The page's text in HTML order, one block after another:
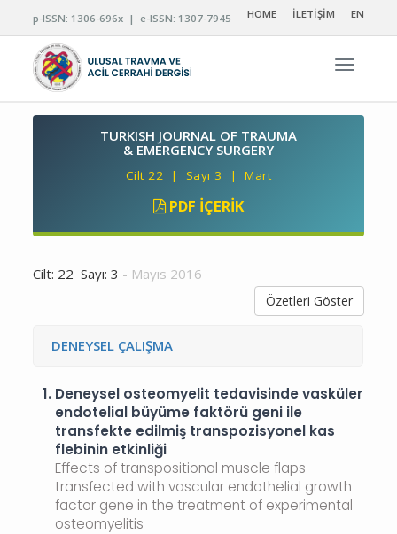
p-ISSN: 1306-696x | e-ISSN: 1307-7945 HOME İLETİŞİM EN
TURKISH JOURNAL OF TRAUMA
& EMERGENCY SURGERY
Cilt 22 | Sayı 3 | Mart
PDF İÇERIK
Cilt: 22 Sayı: 3 - Mayıs 2016
Özetleri Göster
DENEYSEL ÇALIŞMA
1. Deneysel osteomyelit tedavisinde vasküler
endotelial büyüme faktörü geni ile
transfekte edilmiş transpozisyonel kas
flebinin etkinliği
Effects of transpositional muscle flaps
transfected with vascular endothelial growth
factor gene in the treatment of experimental
osteomyelitis